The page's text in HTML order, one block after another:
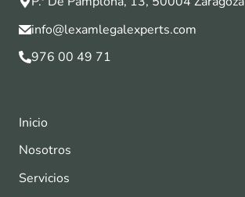
info@lexamlegalexperts.com
976 00 49 71
Inicio
Nosotros
Servicios